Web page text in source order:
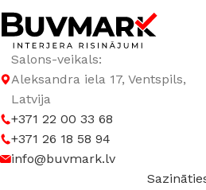
Salons-veikals:
Aleksandra iela 17, Ventspils,
Latvija
+371 22 00 33 68
+371 26 18 58 94
info@buvmark.lv